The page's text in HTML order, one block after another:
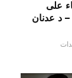
على
د عدنان